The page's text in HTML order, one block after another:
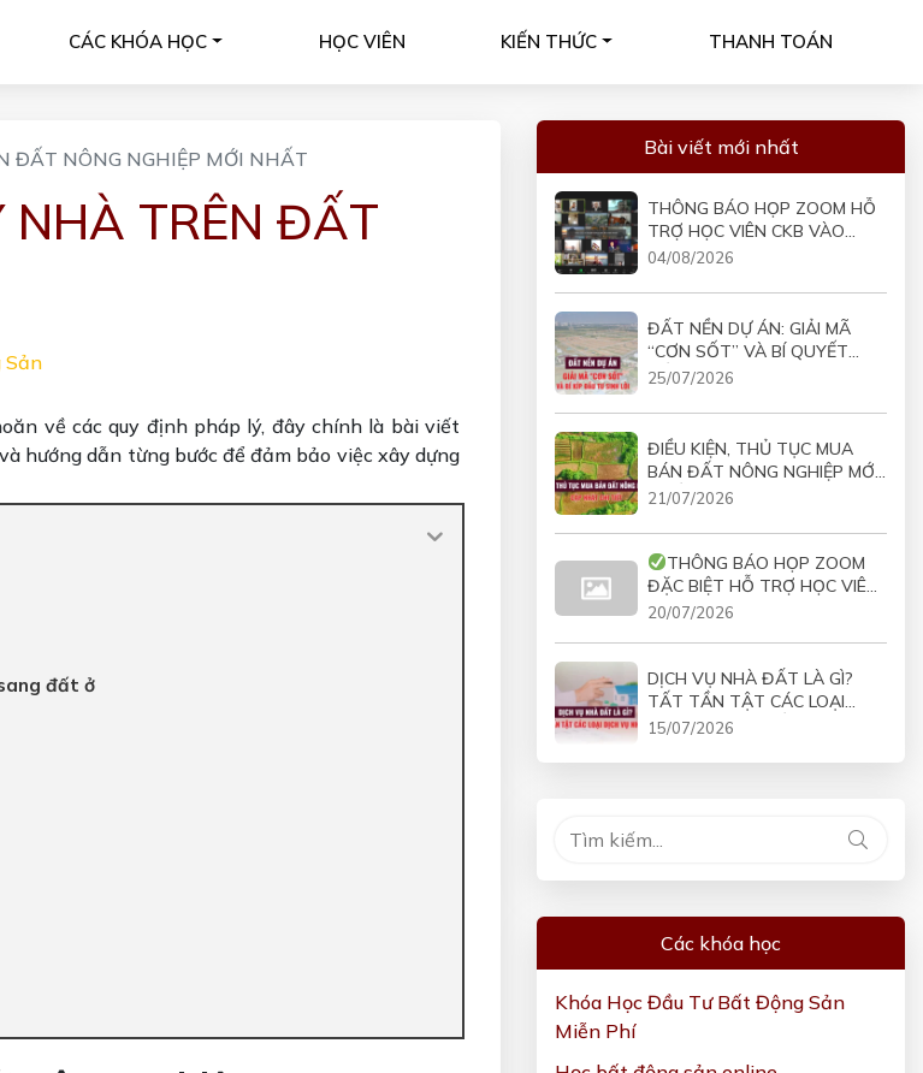
CÁC KHÓA HỌC HỌC VIÊN KIẾN THỨC THANH TOÁN
ĐẤT NÔNG NGHIỆP MỚI NHẤT
NHÀ TRÊN ĐẤT
Sản
về các quy định pháp lý, đây chính là bài viết
hướng dẫn từng bước để đảm bảo việc xây dựng
đất ở
Bài viết mới nhất
THÔNG BÁO HỌP ZOOM HỖ
TRỢ HỌC VIÊN CKB VÀO
19H30 NGÀY 05/08/2026
04/08/2026
ĐẤT NỀN DỰ ÁN: GIẢI MÃ
“CƠN SỐT” VÀ BÍ QUYẾT
ĐẦU TƯ SINH LỜI
25/07/2026
ĐIỀU KIỆN, THỦ TỤC MUA
BÁN ĐẤT NÔNG NGHIỆP MỚI
NHẤT
21/07/2026
THÔNG BÁO HỌP ZOOM
ĐẶC BIỆT HỖ TRỢ HỌC VIÊN
COMBO VÀO 19H30 NGÀY
20/07/2026
DỊCH VỤ NHÀ ĐẤT LÀ GÌ?
TẤT TẦN TẬT CÁC LOẠI
DỊCH VỤ NHÀ ĐẤT
15/07/2026
Các khóa học
Khóa Học Đầu Tư Bất Động Sản
Miễn Phí